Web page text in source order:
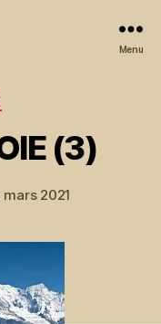
Menu
(3)
mars 2021